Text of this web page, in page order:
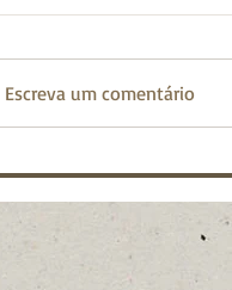
Escreva um comentário